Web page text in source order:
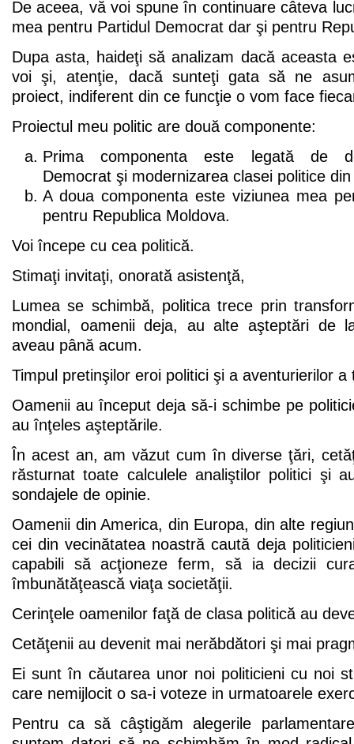
De aceea, vă voi spune în continuare câteva
mea pentru Partidul Democrat dar şi pentru
Dupa asta, haideţi să analizam dacă aceasta
voi şi, atenţie, dacă sunteţi gata să ne
proiect, indiferent din ce funcţie o vom face
Proiectul meu politic are două componente:
Prima componenta este legată de
Democrat şi modernizarea clasei politice
A doua componenta este viziunea mea
pentru Republica Moldova.
Voi începe cu cea politică.
Stimaţi invitaţi, onorată asistenţă,
Lumea se schimbă, politica trece prin
mondial, oamenii deja, au alte aşteptări de
aveau până acum.
Timpul pretinşilor eroi politici şi a aventurierilor a
Oamenii au început deja să-i schimbe pe
au înţeles aşteptările.
În acest an, am văzut cum în diverse ţări,
răsturnat toate calculele analiştilor politici şi
sondajele de opinie.
Oamenii din America, din Europa, din alte
cei din vecinătatea noastră caută deja
capabili să acţioneze ferm, să ia decizii
îmbunătăţească viaţa societăţii.
Cerinţele oamenilor faţă de clasa politică au
Cetăţenii au devenit mai nerăbdători şi mai
Ei sunt în căutarea unor noi politicieni cu noi
care nemijlocit o sa-i voteze in urmatoarele
Pentru ca să câştigăm alegerile